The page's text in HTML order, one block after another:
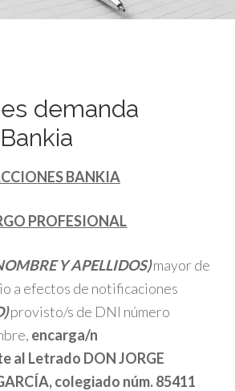
demanda
BANKIA
PROFESIONAL
Y APELLIDOS)mayor de
a efectos de notificaciones
provisto/s de DNI número
encarga/n
al Letrado DON JORGE
colegiado núm. 85411